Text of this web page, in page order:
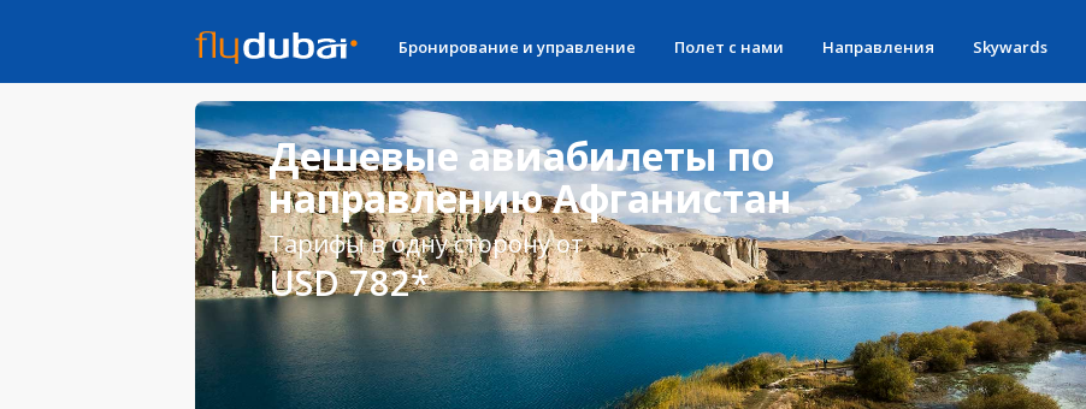
Бронирование и управление Полет с нами Направления Skywards
Дешевые авиабилеты по
направлению Афганистан
Тарифы в одну сторону от
USD 782*